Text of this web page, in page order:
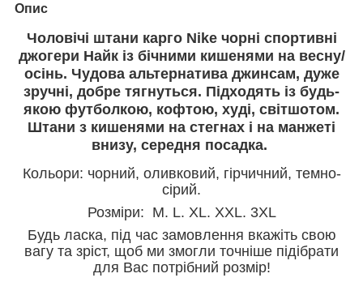
Опис
Чоловічі штани карго Nike чорні спортивні
джогери Найк із бічними кишенями на весну/
осінь. Чудова альтернатива джинсам, дуже
зручні, добре тягнуться. Підходять із будь-
якою футболкою, кофтою, худі, світшотом.
Штани з кишенями на стегнах і на манжеті
внизу, середня посадка.
Кольори: чорний, оливковий, гірчичний, темно-
сірий.
Розміри: M. L. XL. XXL. 3XL
Будь ласка, під час замовлення вкажіть свою
вагу та зріст, щоб ми змогли точніше підібрати
для Вас потрібний розмір!